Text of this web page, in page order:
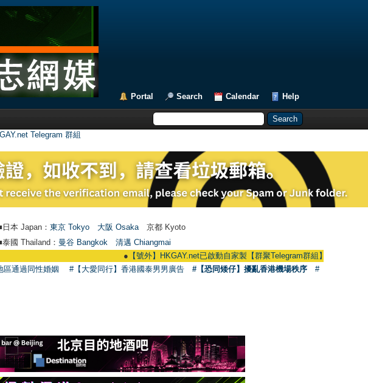
Portal Search Calendar Help
Telegram 群組
日本 Japan： 東京 Tokyo 大阪 Osaka 京都 Kyoto
泰國 Thailand： 曼谷 Bangkok
清邁 Chiangmai
【號外】HKGAY.net已啟動自家製【群聚Telegram群組】
區通過同性婚姻 #【大愛同行】香港國泰男男廣告 #【恐同矮仔】擾亂香港機場秩序
#